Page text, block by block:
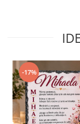
-17%